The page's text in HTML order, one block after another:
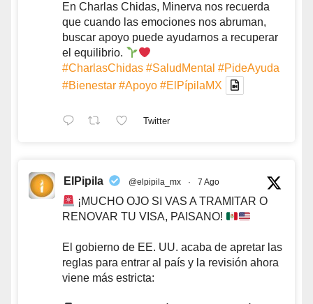
En Charlas Chidas, Minerva nos recuerda
que cuando las emociones nos abruman,
buscar apoyo puede ayudarnos a recuperar
el equilibrio.
#CharlasChidas #SaludMental #PideAyuda
#Bienestar #Apoyo #ElPípilaMX
Twitter
ElPipila @elpipila_mx · 7 Ago
¡MUCHO OJO SI VAS A TRAMITAR O
RENOVAR TU VISA, PAISANO!
El gobierno de EE. UU. acaba de apretar las
reglas para entrar al país y la revisión ahora
viene más estricta: